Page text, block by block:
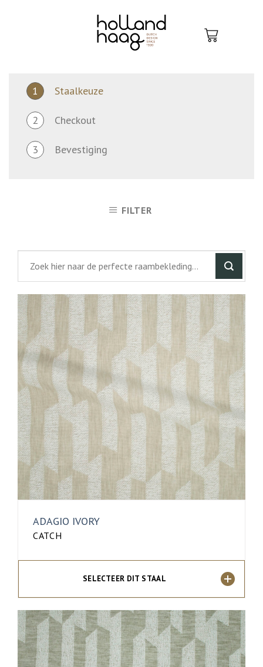
1 Staalkeuze
2 Checkout
3 Bevestiging
FILTER
ADAGIO IVORY
CATCH
SELECTEER DIT STAAL